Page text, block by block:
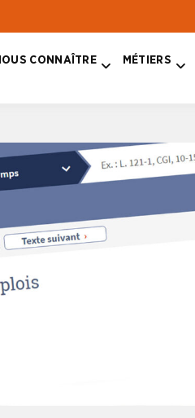
CONNAÎTRE MÉTIERS